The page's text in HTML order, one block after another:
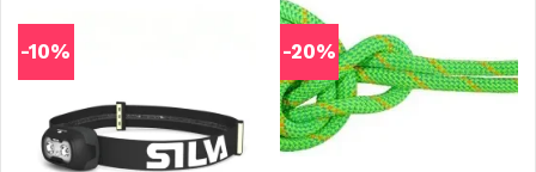
-10% -20%